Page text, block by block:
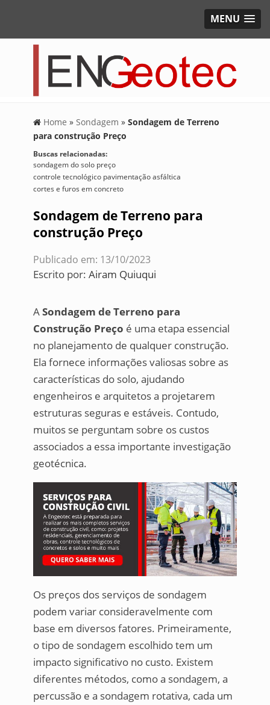
MENU
Home » Sondagem » Sondagem de Terreno
para construção Preço
Buscas relacionadas:
sondagem do solo preço
controle tecnológico pavimentação asfáltica
cortes e furos em concreto
Sondagem de Terreno para
construção Preço
Publicado em: 13/10/2023
Escrito por: Airam Quiuqui
ASondagem de Terreno para
Construção Preço é uma etapa essencial
no planejamento de qualquer construção.
Ela fornece informações valiosas sobre as
características do solo, ajudando
engenheiros e arquitetos a projetarem
estruturas seguras e estáveis. Contudo,
muitos se perguntam sobre os custos
associados a essa importante investigação
geotécnica.
Os preços dos serviços de sondagem
podem variar consideravelmente com
base em diversos fatores. Primeiramente,
o tipo de sondagem escolhido tem um
impacto significativo no custo. Existem
diferentes métodos, como a sondagem, a
percussão e a sondagem rotativa, cada um